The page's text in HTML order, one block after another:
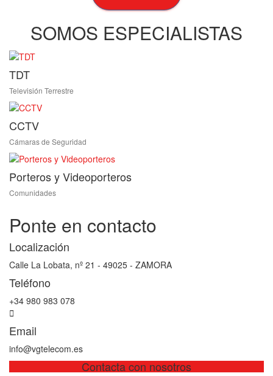
SOMOS ESPECIALISTAS
TDT
Televisión Terrestre
CCTV
Cámaras de Seguridad
Porteros y Videoporteros
Comunidades
Ponte en contacto
Localización
Calle La Lobata, nº 21 - 49025 - ZAMORA
Teléfono
+34 980 983 078
Email
info@vgtelecom.es
Contacta con nosotros